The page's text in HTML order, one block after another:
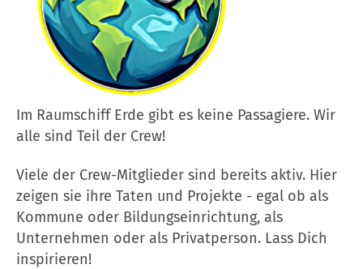
Im Raumschiff Erde gibt es keine Passagiere. Wir
alle sind Teil der Crew!
Viele der Crew-Mitglieder sind bereits aktiv. Hier
zeigen sie ihre Taten und Projekte - egal ob als
Kommune oder Bildungseinrichtung, als
Unternehmen oder als Privatperson. Lass Dich
inspirieren!